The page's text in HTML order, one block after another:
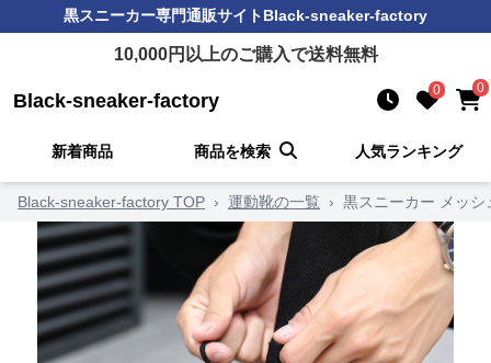
黒スニーカー専門通販サイトBlack-sneaker-factory
10,000円以上のご購入で送料無料
Black-sneaker-factory 0 0
新着商品 商品を検索 人気ランキング
Black-sneaker-factory TOP › 運動靴の一覧 › 黒スニーカー メッ